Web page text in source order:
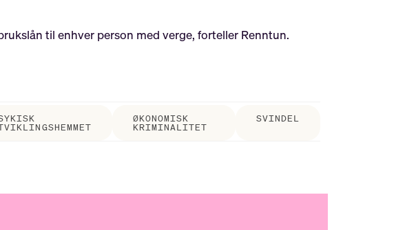
til enhver person med verge, forteller Renntun.
ØKONOMISK
KRIMINALITET
SVINDEL